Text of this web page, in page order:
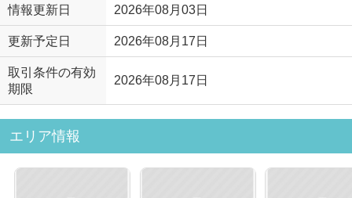
情報更新日 2026年08月03日
更新予定日 2026年08月17日
取引条件の有効
期限
2026年08月17日
エリア情報